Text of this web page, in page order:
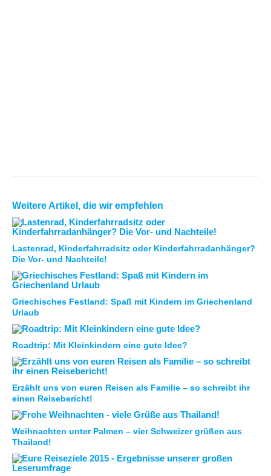
Weitere Artikel, die wir empfehlen
Lastenrad, Kinderfahrradsitz oder Kinderfahrradanhänger?
Die Vor- und Nachteile!
Griechisches Festland: Spaß mit Kindern im Griechenland
Urlaub
Roadtrip: Mit Kleinkindern eine gute Idee?
Erzählt uns von euren Reisen als Familie – so schreibt ihr
einen Reisebericht!
Weihnachten unter Palmen – vier Schweizer grüßen aus
Thailand!